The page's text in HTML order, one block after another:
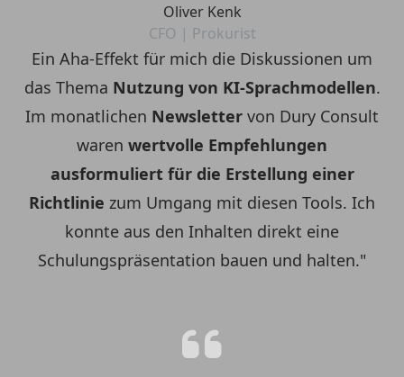
Oliver Kenk
CFO | Prokurist
Ein Aha-Effekt für mich die Diskussionen um
das Thema Nutzung von KI-Sprachmodellen.
Im monatlichen Newsletter von Dury Consult
waren wertvolle Empfehlungen
ausformuliert für die Erstellung einer
Richtlinie zum Umgang mit diesen Tools. Ich
konnte aus den Inhalten direkt eine
Schulungspräsentation bauen und halten."